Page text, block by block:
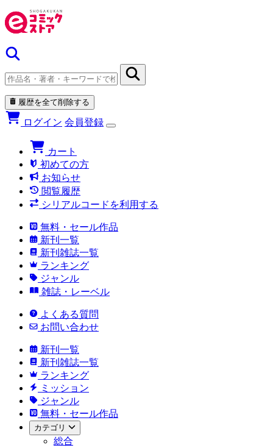
履歴を全て削除する
ログイン 会員登録
カート
初めての方
お知らせ
閲覧履歴
シリアルコードを利用する
無料・セール作品
新刊一覧
新刊雑誌一覧
ランキング
ジャンル
雑誌・レーベル
よくある質問
お問い合わせ
新刊一覧
新刊雑誌一覧
ランキング
ミッション
ジャンル
無料・セール作品
カテゴリ
総合